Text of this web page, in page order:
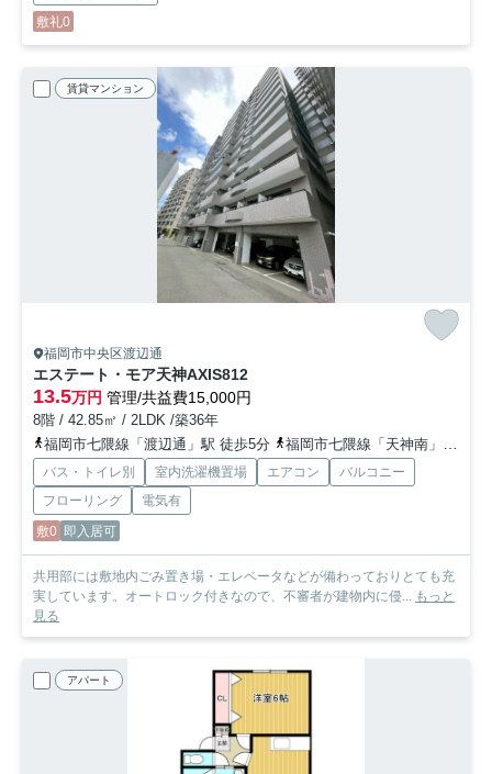
敷礼0
賃貸マンション
福岡市中央区渡辺通
エステート・モア天神AXIS812
13.5万円 管理/共益費15,000円
8階 / 42.85㎡ / 2LDK /築36年
福岡市七隈線「渡辺通」駅 徒歩5分
福岡市七隈線「天神南」駅 徒歩8分
バス・トイレ別 室内洗濯機置場 エアコン
バルコニー
フローリング
電気有
敷0 即入居可
共用部には敷地内ごみ置き場・エレベータなどが備わっておりとても充
実しています。オートロック付きなので、不審者が建物内に侵...
もっと
見る
アパート